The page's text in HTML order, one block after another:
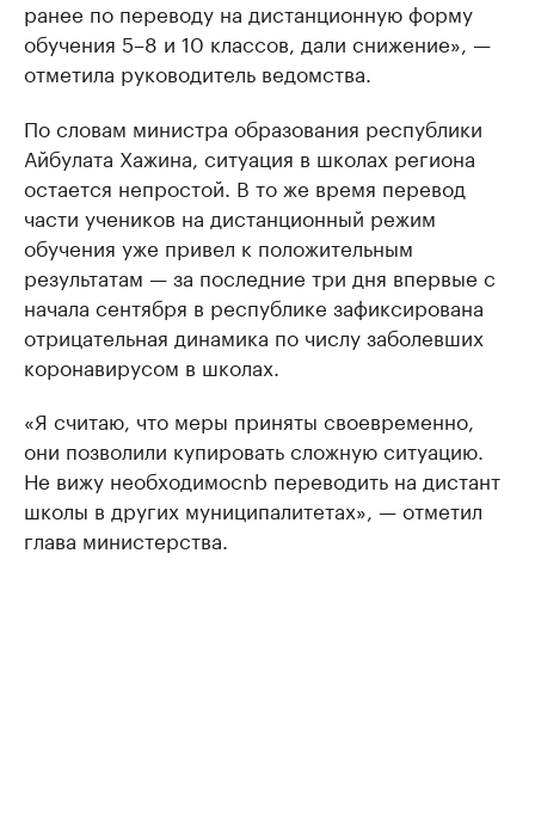
ранее по переводу на дистанционную форму
обучения 5–8 и 10 классов, дали снижение», —
отметила руководитель ведомства.
По словам министра образования республики
Айбулата Хажина, ситуация в школах региона
остается непростой. В то же время перевод
части учеников на дистанционный режим
обучения уже привел к положительным
результатам — за последние три дня впервые с
начала сентября в республике зафиксирована
отрицательная динамика по числу заболевших
коронавирусом в школах.
«Я считаю, что меры приняты своевременно,
они позволили купировать сложную ситуацию.
Не вижу необходимоcnb переводить на дистант
школы в других муниципалитетах», — отметил
глава министерства.